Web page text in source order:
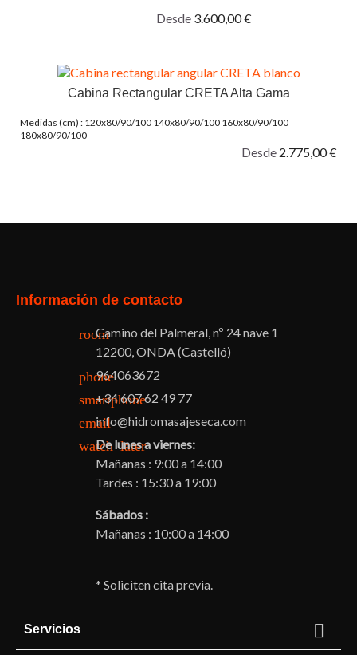
Desde 3.600,00 €
Cabina Rectangular CRETA Alta Gama
Medidas (cm) : 120x80/90/100 140x80/90/100 160x80/90/100
180x80/90/100
Desde 2.775,00 €
Información de contacto
roomCamino del Palmeral, nº 24 nave 1
12200, ONDA (Castelló)
phone964063672
smartphone
+34 607 62 49 77
emailinfo@hidromasajeseca.com
watch_later
De lunes a viernes:
Mañanas : 9:00 a 14:00
Tardes : 15:30 a 19:00
Sábados :
Mañanas : 10:00 a 14:00
* Soliciten cita previa.
Servicios 